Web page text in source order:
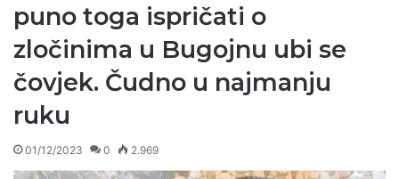
puno toga ispričati o
zločinima u Bugojnu ubi se
čovjek. Čudno u najmanju
ruku
01/12/2023 0 2.969